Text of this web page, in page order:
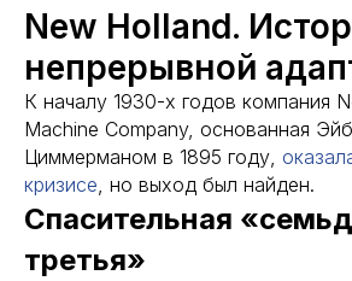
New Holland.
непрерывной
К началу 1930-х годов компания
Machine Company, основанная
Циммерманом в 1895 году,
кризисе, но выход был найден.
Спасительная
третья»